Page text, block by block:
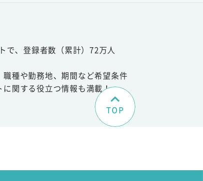
で、登録者数（累計）72万人
種や勤務地、期間など希望条件
関する役立つ情報も満載！
TOP